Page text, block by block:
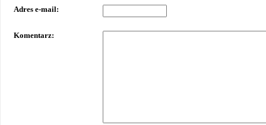
Adres e-mail:
Komentarz: